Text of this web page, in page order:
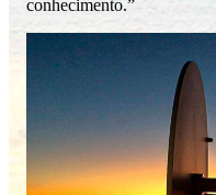
conhecimento.”